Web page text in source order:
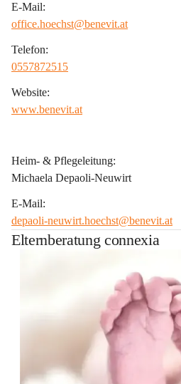
E-Mail:
office.hoechst@benevit.at
Telefon:
0557872515
Website:
www.benevit.at
Heim- & Pflegeleitung:
Michaela Depaoli-Neuwirt
E-Mail:
depaoli-neuwirt.hoechst@benevit.at
Elternberatung connexia